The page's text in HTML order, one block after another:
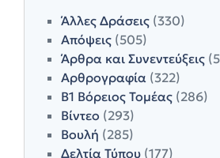
Άλλες Δράσεις (330)
Απόψεις (505)
Άρθρα και Συνεντεύξεις
Αρθρογραφία (322)
Β1 Βόρειος Τομέας (286)
Βίντεο (293)
Βουλή (285)
Δελτία Τύπου (177)